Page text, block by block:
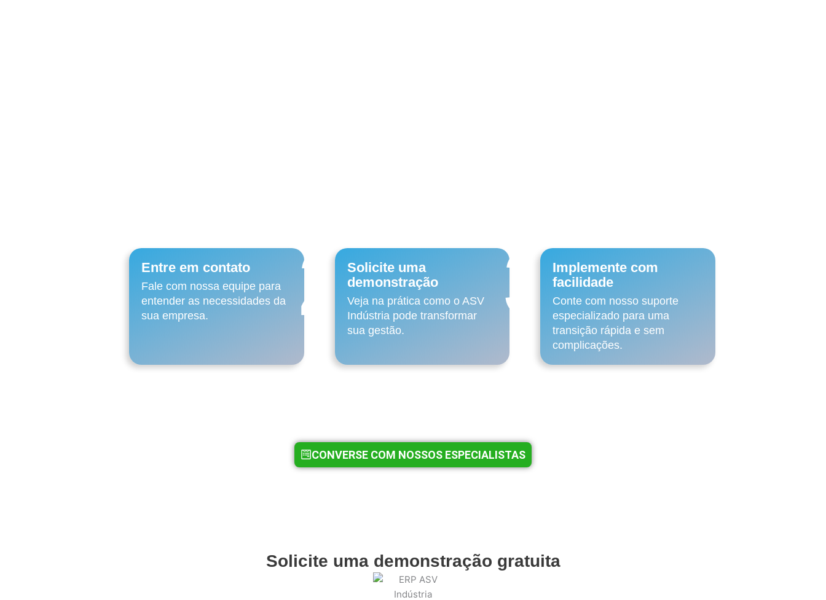
1Entre em contato
Fale com nossa equipe para
entender as necessidades da
sua empresa.
2Solicite uma
demonstração
Veja na prática como o ASV
Indústria pode transformar
sua gestão.
3Implemente com
facilidade
Conte com nosso suporte
especializado para uma
transição rápida e sem
complicações.
CONVERSE COM NOSSOS ESPECIALISTAS
Solicite uma demonstração gratuita